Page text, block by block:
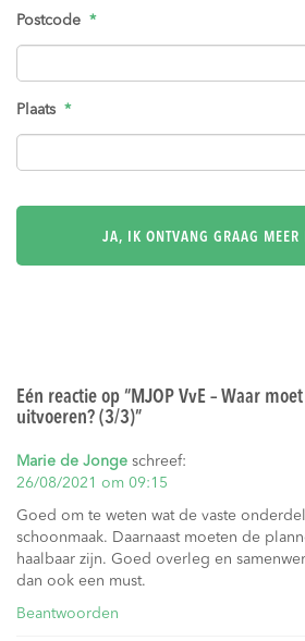
Postcode *
Plaats *
Eén reactie op “MJOP VvE – Waar
uitvoeren? (3/3)”
Marie de Jonge schreef:
26/08/2021 om 09:15
Goed om te weten wat de vaste
schoonmaak. Daarnaast moeten de
haalbaar zijn. Goed overleg en
dan ook een must.
Beantwoorden